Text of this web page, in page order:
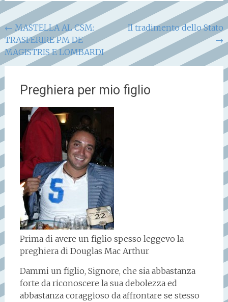
Navigazione
articoli
← MASTELLA AL CSM:
TRASFERIRE PM DE
MAGISTRIS E LOMBARDI
Il tradimento dello Stato
→
Preghiera per mio figlio
Prima di avere un figlio spesso leggevo la
preghiera di Douglas Mac Arthur
Dammi un figlio, Signore, che sia abbastanza
forte da riconoscere la sua debolezza ed
abbastanza coraggioso da affrontare se stesso